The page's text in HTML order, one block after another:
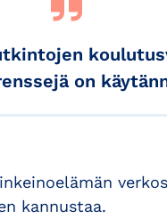
on
kannustaa.